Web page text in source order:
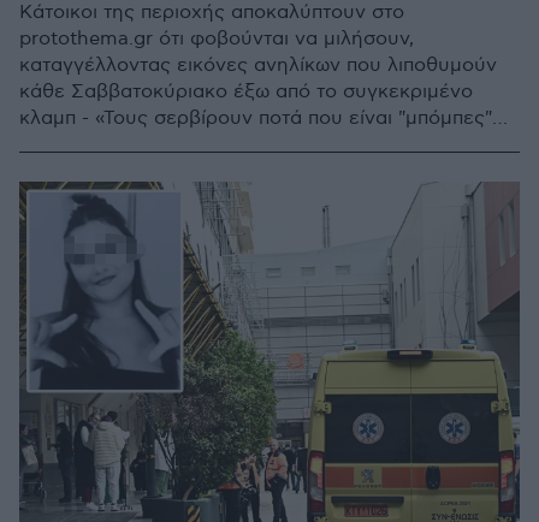
Κάτοικοι της περιοχής αποκαλύπτουν στο
protothema.gr ότι φοβούνται να μιλήσουν,
καταγγέλλοντας εικόνες ανηλίκων που λιποθυμούν
κάθε Σαββατοκύριακο έξω από το συγκεκριμένο
κλαμπ - «Τους σερβίρουν ποτά που είναι "μπόμπες"